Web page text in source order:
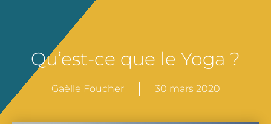
Qu’est-ce que le Yoga ?
Gaëlle Foucher 30 mars 2020